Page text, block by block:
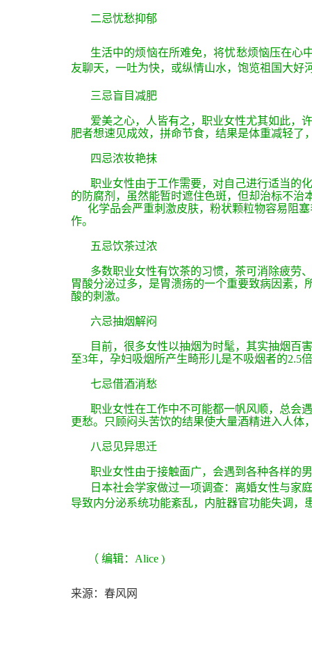
二忌忧愁抑郁
生活中的烦恼在所难免，将忧愁烦恼压在心
友聊天，一吐为快，或纵情山水，饱览祖国大好
三忌盲目减肥
爱美之心，人皆有之，职业女性尤其如此，
肥者想速见成效，拼命节食，结果是体重减轻了
四忌浓妆艳抹
职业女性由于工作需要，对自己进行适当的
的防腐剂，虽然能暂时遮住色斑，但却治标不治
化学品会严重刺激皮肤，粉状颗粒物容易阻
作。
五忌饮茶过浓
多数职业女性有饮茶的习惯，茶可消除疲劳
胃酸分泌过多，是胃溃疡的一个重要致病因素
酸的刺激。
六忌抽烟解闷
目前，很多女性以抽烟为时髦，其实抽烟百
至3年，孕妇吸烟所产生畸形儿是不吸烟者的2.5
七忌借酒消愁
职业女性在工作中不可能都一帆风顺，总会
更愁。只顾闷头苦饮的结果使大量酒精进入人体
八忌见异思迁
职业女性由于接触面广，会遇到各种各样的
日本社会学家做过一项调查：离婚女性与家
导致内分泌系统功能紊乱，内脏器官功能失调，
（ 编辑：Alice )
来源：春风网